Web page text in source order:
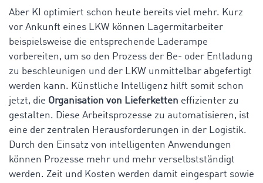
Aber KI optimiert schon heute bereits viel mehr. Kurz
vor Ankunft eines LKW können Lagermitarbeiter
beispielsweise die entsprechende Laderampe
vorbereiten, um so den Prozess der Be- oder Entladung
zu beschleunigen und der LKW unmittelbar abgefertigt
werden kann. Künstliche Intelligenz hilft somit schon
jetzt, die Organisation von Lieferketten effizienter zu
gestalten. Diese Arbeitsprozesse zu automatisieren, ist
eine der zentralen Herausforderungen in der Logistik.
Durch den Einsatz von intelligenten Anwendungen
können Prozesse mehr und mehr verselbstständigt
werden. Zeit und Kosten werden damit eingespart sowie